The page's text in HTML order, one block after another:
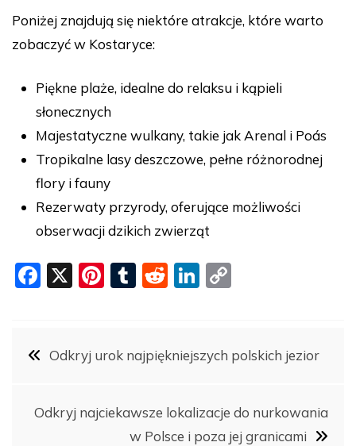
Poniżej znajdują się niektóre atrakcje, które warto
zobaczyć w Kostaryce:
Piękne plaże, idealne do relaksu i kąpieli
słonecznych
Majestatyczne wulkany, takie jak Arenal i Poás
Tropikalne lasy deszczowe, pełne różnorodnej
flory i fauny
Rezerwaty przyrody, oferujące możliwości
obserwacji dzikich zwierząt
F
e
o
o
X
Pi
e
T
bl
R
di
Li
e
n
y
n
k
Nawigacja
wpisu
Odkryj urok najpiękniejszych polskich jezior
Odkryj najciekawsze lokalizacje do nurkowania
w Polsce i poza jej granicami